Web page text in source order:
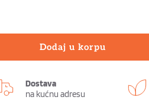
Dodaj u korpu
Dostava
na kućnu adresu